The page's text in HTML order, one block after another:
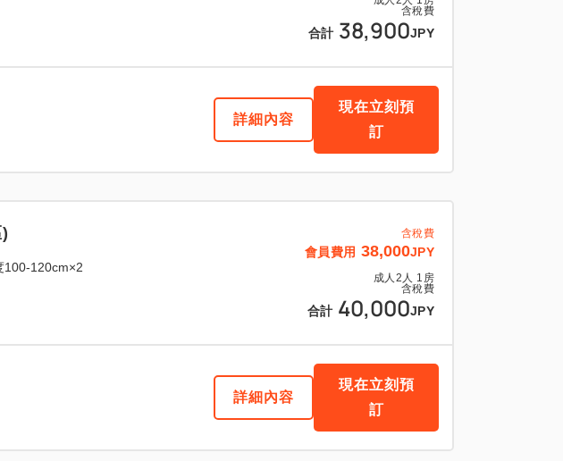
含稅費
合計 38,900JPY
詳細內容
現在立刻預
訂
含稅費
會員費用 38,000JPY
成人 2 人 1 房
含稅費
合計 40,000JPY
100-120cm×2
詳細內容
現在立刻預
訂